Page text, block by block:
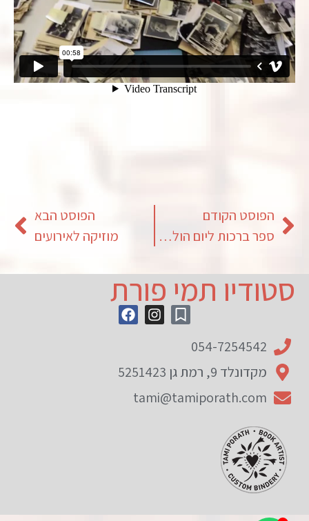
הפוסט הקודם
ספר ברכות ליום הולדת 80
הפוסט הבא
מוזיקה לאירועים
סטודיו תמי פורת
054-7254542
מקדונלד 9, רמת גן 5251423
tami@tamiporath.com